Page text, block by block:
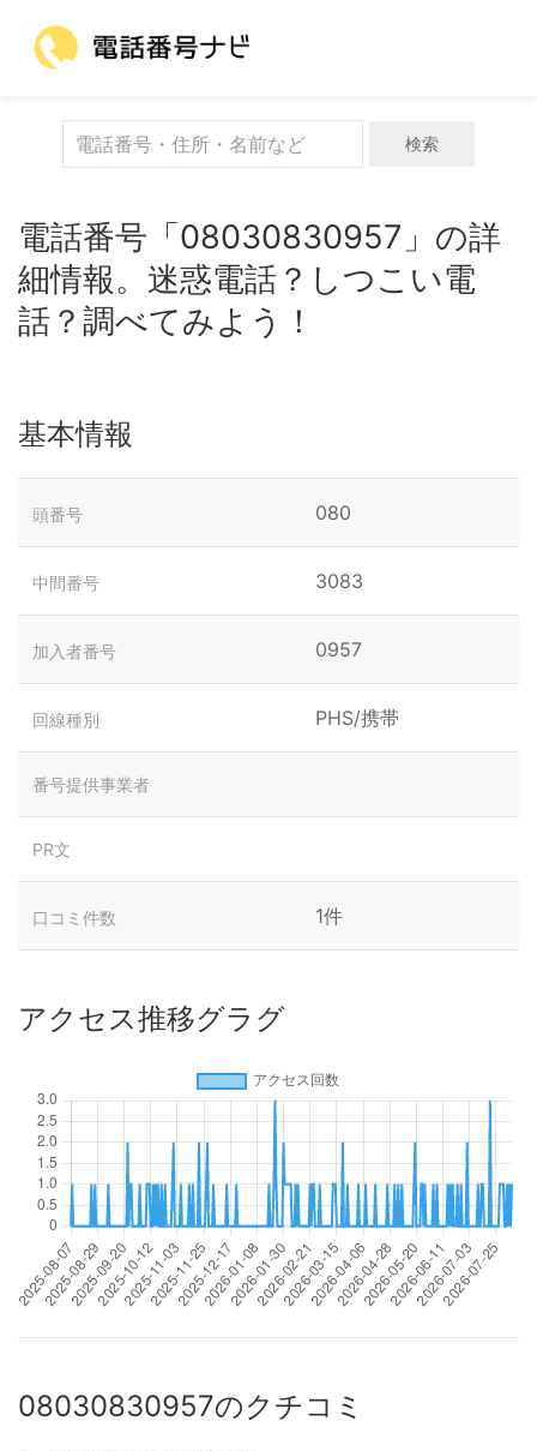
検索
電話番号「08030830957」の詳
細情報。迷惑電話？しつこい電
話？調べてみよう！
基本情報
頭番号 080
中間番号 3083
加入者番号 0957
回線種別 PHS/携帯
番号提供事業者
PR文
口コミ件数 1件
アクセス推移グラグ
08030830957のクチコミ